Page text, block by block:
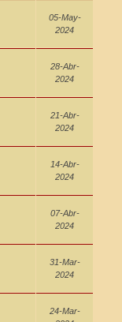
05-May-
2024
28-Abr-
2024
21-Abr-
2024
14-Abr-
2024
07-Abr-
2024
31-Mar-
2024
24-Mar-